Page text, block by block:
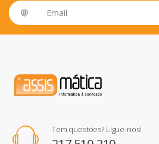
Email address
Tem questões? Ligue-nos!